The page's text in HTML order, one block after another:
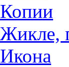
Копии
Жикле,
Икона